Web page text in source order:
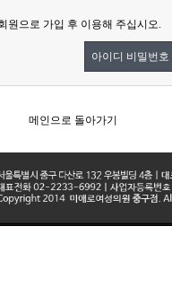
원으로 가입 후 이용해 주십시오.
아이디 비밀번호
메인으로 돌아가기